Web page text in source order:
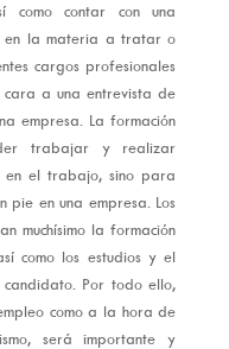
como contar con una
en la materia a tratar o
cargos profesionales
cara a una entrevista de
empresa. La formación
trabajar y realizar
en el trabajo, sino para
pie en una empresa. Los
muchísimo la formación
como los estudios y el
Por todo ello,
como a la hora de
será importante y